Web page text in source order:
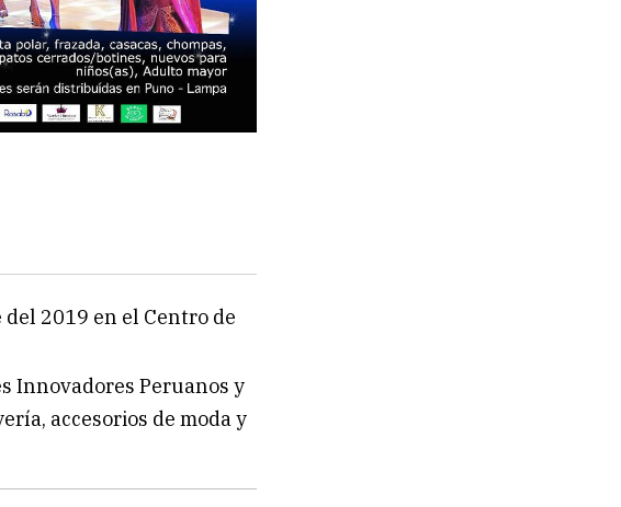
2019 en el Centro de
Innovadores Peruanos y
accesorios de moda y